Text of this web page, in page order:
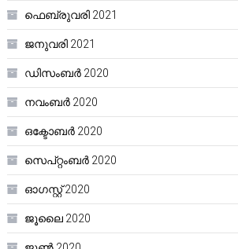
ഫെബ്രുവരി 2021
ജനുവരി 2021
ഡിസംബർ 2020
നവംബർ 2020
ഒക്ടോബർ 2020
സെപ്റ്റംബർ 2020
ഓഗസ്റ്റ്‌ 2020
ജൂലൈ 2020